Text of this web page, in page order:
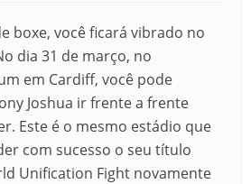
boxe, você ficará vibrado no
dia 31 de março, no
em Cardiff, você pode
Joshua ir frente a frente
Este é o mesmo estádio que
com sucesso o seu título
Unification Fight novamente